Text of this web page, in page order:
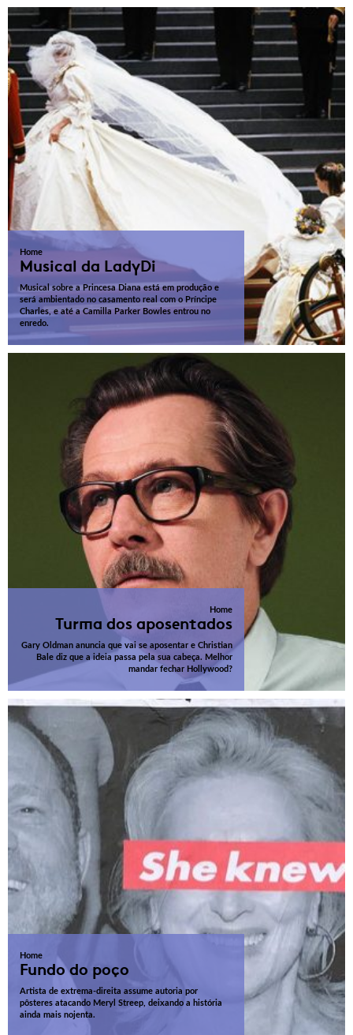
Home
Musical da LadyDi
Musical sobre a Princesa Diana está em produção e
será ambientado no casamento real com o Príncipe
Charles, e até a Camilla Parker Bowles entrou no
enredo.
Home
Turma dos aposentados
Gary Oldman anuncia que vai se aposentar e Christian
Bale diz que a ideia passa pela sua cabeça. Melhor
mandar fechar Hollywood?
Home
Fundo do poço
Artista de extrema-direita assume autoria por
pôsteres atacando Meryl Streep, deixando a história
ainda mais nojenta.